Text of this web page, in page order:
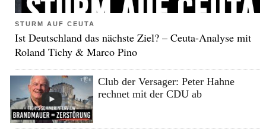
STURM AUF CEUTA
Ist Deutschland das nächste Ziel? – Ceuta-Analyse mit
Roland Tichy & Marco Pino
Club der Versager: Peter Hahne
rechnet mit der CDU ab